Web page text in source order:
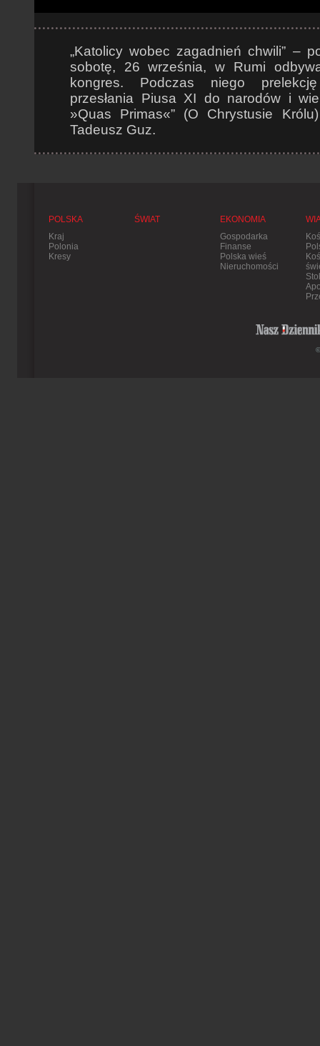
„Katolicy wobec zagadnień chwili” –
sobotę, 26 września, w Rumi
kongres. Podczas niego
przesłania Piusa XI do narodów i
»Quas Primas«” (O Chrystusie
Tadeusz Guz.
POLSKA
Kraj
Polonia
Kresy
ŚWIAT
EKONOMIA
Gospodarka
Finanse
Polska wieś
Nieruchomości